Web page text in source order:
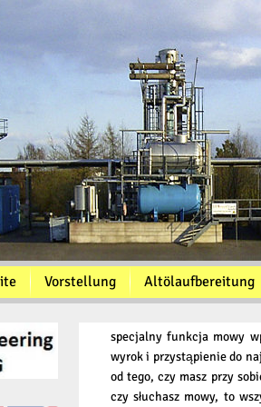
Vorstellung Altölaufbereitung
specjalny funkcja mowy
wyrok i przystąpienie do
od tego, czy masz przy
czy słuchasz mowy, to